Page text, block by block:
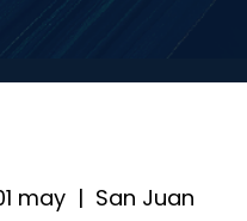
may
  |
San Juan